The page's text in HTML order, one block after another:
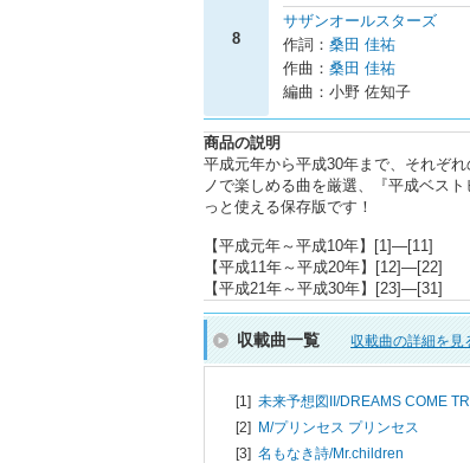
8
サザンオールスターズ
作詞： 桑田 佳祐
作曲： 桑田 佳祐
編曲：小野 佐知子
商品の説明
平成元年から平成30年まで、それぞ
ノで楽しめる曲を厳選、『平成ベス
っと使える保存版です！
【平成元年～平成10年】[1]―[11]
【平成11年～平成20年】[12]―[22]
【平成21年～平成30年】[23]―[31]
収載曲一覧 収載曲の詳細を見
[1] 未来予想図II/DREAMS COME
[2] M/プリンセス プリンセス
[3] 名もなき詩/Mr.children